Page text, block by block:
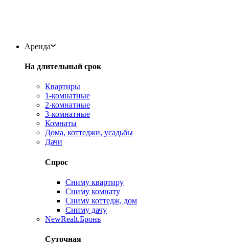
Аренда
На длительный срок
Квартиры
1-комнатные
2-комнатные
3-комнатные
Комнаты
Дома, коттеджи, усадьбы
Дачи
Спрос
Сниму квартиру
Сниму комнату
Сниму коттедж, дом
Сниму дачу
NewRealt.Бронь
Суточная